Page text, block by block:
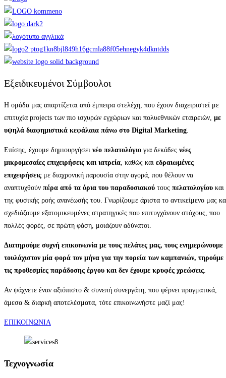
Εξειδικευμένοι Σύμβουλοι
Η ομάδα μας απαρτίζεται από έμπειρα στελέχη, που έχουν διαχειριστεί με
επιτυχία projects των πιο ισχυρών εγχώριων και πολυεθνικών εταιρειών, με
υψηλά διαφημιστικά κεφάλαια πάνω στο Digital Marketing
Επίσης, έχουμε δημιουργήσει νέο πελατολόγιο για δεκάδες νέες
μικρομεσαίες επιχειρήσεις και ιατρεία , καθώς και εδραιωμένες
επιχειρήσεις με διαχρονική παρουσία στην αγορά, που θέλουν να
αναπτυχθούν πέρα από τα όρια του παραδοσιακού τους πελατολογίου και
της φυσικής ροής ανανέωσής του. Γνωρίζουμε άριστα το αντικείμενο μας
σχεδιάζουμε εξατομικευμένες στρατηγικές που επιτυγχάνουν στόχους, που
πολλές φορές, σε πρώτη φάση, μοιάζουν αδύνατοι.
Διατηρούμε συχνή επικοινωνία με τους πελάτες μας, τους ενημερώνουμε
τουλάχιστον μία φορά τον μήνα για την πορεία των καμπανιών, τηρούμε
τις προθεσμίες παράδοσης έργου και δεν έχουμε κρυφές χρεώσεις
Αν ψάχνετε έναν αξιόπιστο & συνεπή συνεργάτη, που φέρνει πραγματικά,
άμεσα & διαρκή αποτελέσματα, τότε επικοινωνήστε μαζί μας!
EΠΙΚΟΙΝΩΝΙΑ
Τεχνογνωσία